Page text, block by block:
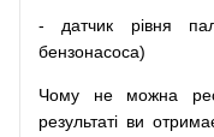
- датчик рівня
бензонасоса)
Чому не можна
результаті ви